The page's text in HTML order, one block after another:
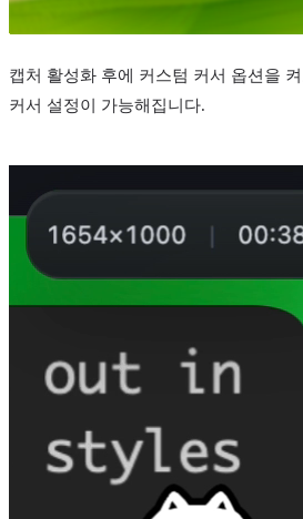
캡처 활성화 후에 커스텀 커서 옵션을
커서 설정이 가능해집니다.